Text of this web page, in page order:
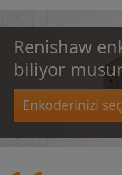
Renishaw
biliyor
Enkoderinizi